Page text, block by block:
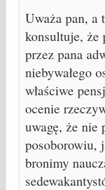
Uważa pan, a
konsultuje, że
przez pana
niebywałego
właściwe
ocenie
uwagę, że nie
posoborowiu,
bronimy